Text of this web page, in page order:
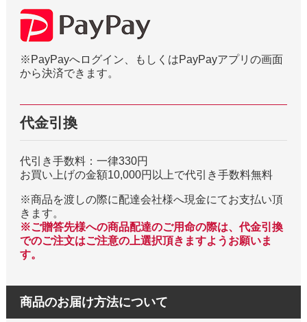
※PayPayへログイン、もしくはPayPayアプリの画面
から決済できます。
代金引換
代引き手数料：一律330円
お買い上げの金額10,000円以上で代引き手数料無料
※商品を渡しの際に配達会社様へ現金にてお支払い頂
きます。
※ご贈答先様への商品配達のご用命の際は、代金引換
でのご注文はご注意の上選択頂きますようお願いま
す。
商品のお届け方法について